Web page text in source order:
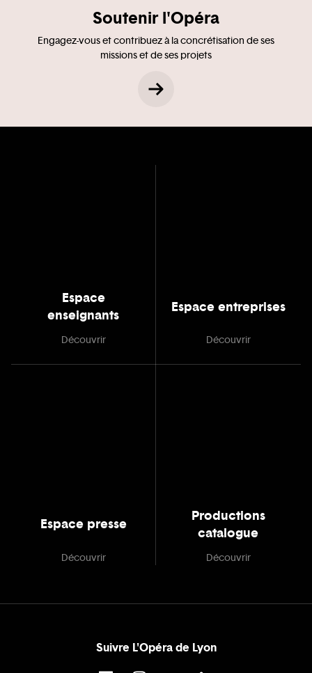
Soutenir l'Opéra
Engagez-vous et contribuez à la concrétisation de ses
missions et de ses projets
Espace
enseignants
Découvrir
Espace entreprises
Découvrir
Espace presse
Découvrir
Productions
catalogue
Découvrir
Suivre L'Opéra de Lyon